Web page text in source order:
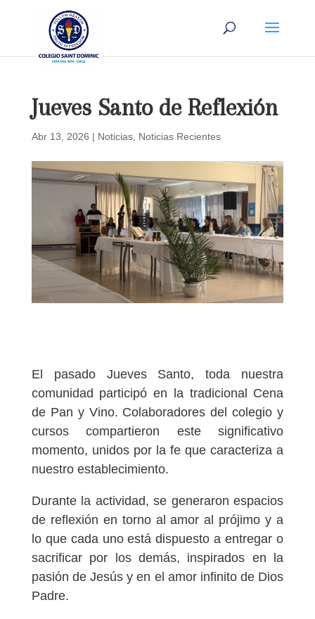
Jueves Santo de Reflexión
Abr 13, 2026 | Noticias, Noticias Recientes
El pasado Jueves Santo, toda nuestra
comunidad participó en la tradicional Cena
de Pan y Vino. Colaboradores del colegio y
cursos compartieron este significativo
momento, unidos por la fe que caracteriza a
nuestro establecimiento.
Durante la actividad, se generaron espacios
de reflexión en torno al amor al prójimo y a
lo que cada uno está dispuesto a entregar o
sacrificar por los demás, inspirados en la
pasión de Jesús y en el amor infinito de Dios
Padre.